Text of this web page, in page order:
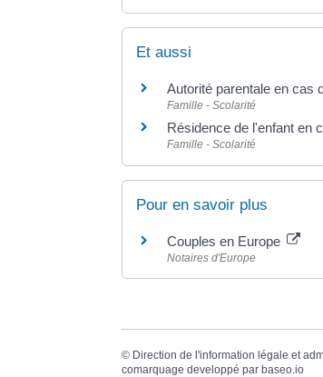
Et aussi
Autorité parentale en cas
Famille - Scolarité
Résidence de l'enfant en
Famille - Scolarité
Pour en savoir plus
Couples en Europe
Notaires d'Europe
© Direction de l'information légale et
comarquage developpé par baseo.io